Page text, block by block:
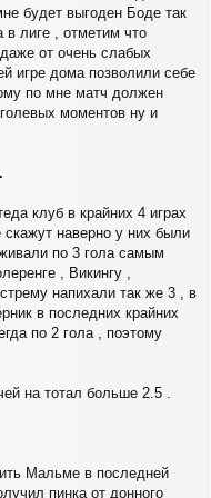
будет выгоден Боде так
в лиге , отметим что
от очень слабых
игре дома позволили себе
по мне матч должен
моментов ну и
клуб в крайних 4 играх
наверно у них были
по 3 гола самым
, Викингу ,
напихали так же 3 , в
в последних крайних
по 2 гола , поэтому
на тотал больше 2.5 .
Мальме в последней
пинка от донного